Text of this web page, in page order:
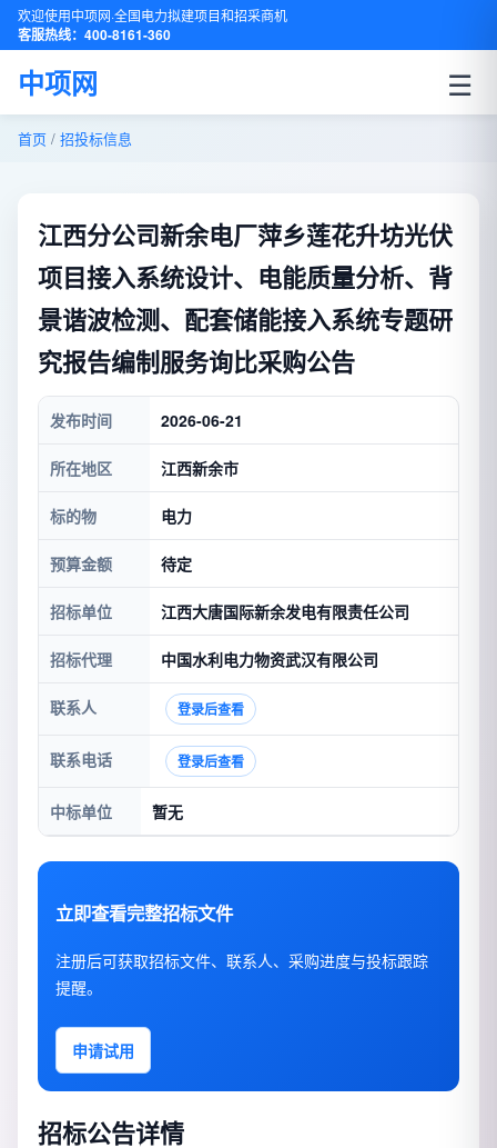
欢迎使用中项网·全国电力拟建项目和招采商机
客服热线：400-8161-360
中项网 ☰
首页 / 招投标信息
江西分公司新余电厂萍乡莲花升坊光伏
项目接入系统设计、电能质量分析、背
景谐波检测、配套储能接入系统专题研
究报告编制服务询比采购公告
发布时间 2026-06-21
所在地区 江西新余市
标的物 电力
预算金额 待定
招标单位 江西大唐国际新余发电有限责任公司
招标代理 中国水利电力物资武汉有限公司
联系人 登录后查看
联系电话 登录后查看
中标单位 暂无
立即查看完整招标文件
注册后可获取招标文件、联系人、采购进度与投标跟踪
提醒。
申请试用
招标公告详情